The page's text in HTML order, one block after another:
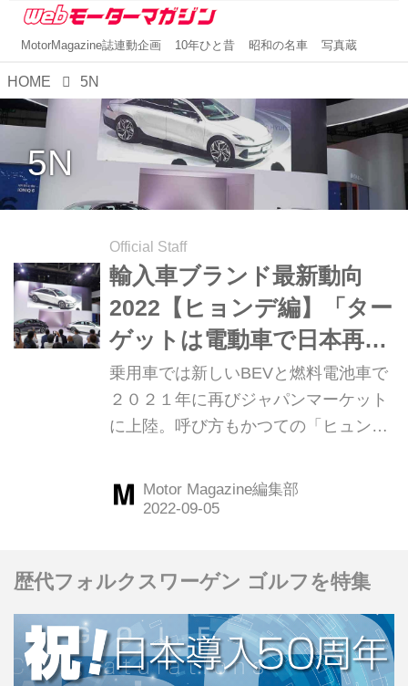
MotorMagazine誌連動企画 10年ひと昔 昭和の名車 写真蔵
HOME 5N
5N
Official Staff
輸入車ブランド最新動向
2022【ヒョンデ編】「ター
ゲットは電動車で日本再参
入」
乗用車では新しいBEVと燃料電池車で
２０２１年に再びジャパンマーケット
に上陸。呼び方もかつての「ヒュンダ
ーザー層の獲得を狙っている。
（Motor Magazine2022年9月号より）
Motor Magazine編集部
歴代フォルクスワーゲン ゴルフを特集